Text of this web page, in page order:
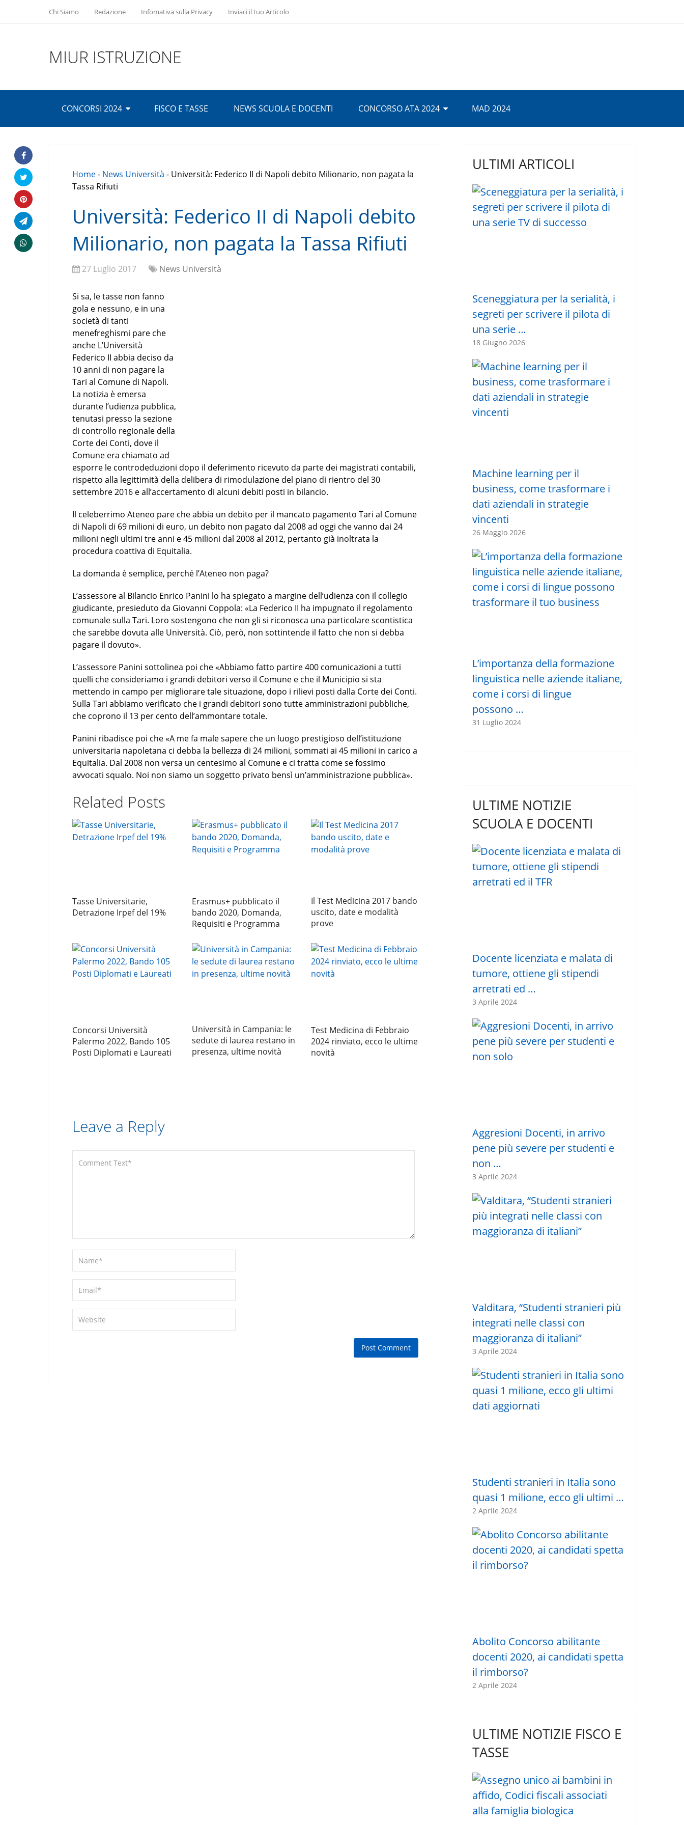
Chi Siamo Redazione Infomativa sulla Privacy Inviaci il tuo Articolo
MIUR ISTRUZIONE
CONCORSI 2024 FISCO E TASSE NEWS SCUOLA E DOCENTI CONCORSO ATA 2024 MAD 2024
Home- News Università - Università: Federico II di Napoli debito Milionario, non pagata la
Tassa Rifiuti
Università: Federico II di Napoli debito
Milionario, non pagata la Tassa Rifiuti
27 Luglio 2017 News Università
Si sa, le tasse non fanno
gola e nessuno, e in una
società di tanti
menefreghismi pare che
anche L’Università
Federico II abbia deciso da
10 anni di non pagare la
Tari al Comune di Napoli.
La notizia è emersa
durante l’udienza pubblica,
tenutasi presso la sezione
di controllo regionale della
Corte dei Conti, dove il
Comune era chiamato ad
esporre le controdeduzioni dopo il deferimento ricevuto da parte dei magistrati contabili,
rispetto alla legittimità della delibera di rimodulazione del piano di rientro del 30
settembre 2016 e all’accertamento di alcuni debiti posti in bilancio.
Il celeberrimo Ateneo pare che abbia un debito per il mancato pagamento Tari al Comune
di Napoli di 69 milioni di euro, un debito non pagato dal 2008 ad oggi che vanno dai 24
milioni negli ultimi tre anni e 45 milioni dal 2008 al 2012, pertanto già inoltrata la
procedura coattiva di Equitalia.
La domanda è semplice, perché l’Ateneo non paga?
L’assessore al Bilancio Enrico Panini lo ha spiegato a margine dell’udienza con il collegio
giudicante, presieduto da Giovanni Coppola: «La Federico II ha impugnato il regolamento
comunale sulla Tari. Loro sostengono che non gli si riconosca una particolare scontistica
che sarebbe dovuta alle Università. Ciò, però, non sottintende il fatto che non si debba
pagare il dovuto».
L’assessore Panini sottolinea poi che «Abbiamo fatto partire 400 comunicazioni a tutti
quelli che consideriamo i grandi debitori verso il Comune e che il Municipio si sta
mettendo in campo per migliorare tale situazione, dopo i rilievi posti dalla Corte dei Conti.
Sulla Tari abbiamo verificato che i grandi debitori sono tutte amministrazioni pubbliche,
che coprono il 13 per cento dell’ammontare totale.
Panini ribadisce poi che «A me fa male sapere che un luogo prestigioso dell’istituzione
universitaria napoletana ci debba la bellezza di 24 milioni, sommati ai 45 milioni in carico a
Equitalia. Dal 2008 non versa un centesimo al Comune e ci tratta come se fossimo
avvocati squalo. Noi non siamo un soggetto privato bensì un’amministrazione pubblica».
Related Posts
Tasse Universitarie,
Detrazione Irpef del 19%
Erasmus+ pubblicato il
bando 2020, Domanda,
Requisiti e Programma
Il Test Medicina 2017 bando
uscito, date e modalità
prove
Concorsi Università
Palermo 2022, Bando 105
Posti Diplomati e Laureati
Università in Campania: le
sedute di laurea restano in
presenza, ultime novità
Test Medicina di Febbraio
2024 rinviato, ecco le ultime
novità
Leave a Reply
ULTIMI ARTICOLI
Sceneggiatura per la serialità, i
segreti per scrivere il pilota di
una serie …
18 Giugno 2026
Machine learning per il
business, come trasformare i
dati aziendali in strategie
vincenti
26 Maggio 2026
L’importanza della formazione
linguistica nelle aziende italiane,
come i corsi di lingue
possono …
31 Luglio 2024
ULTIME NOTIZIE
SCUOLA E DOCENTI
Docente licenziata e malata di
tumore, ottiene gli stipendi
arretrati ed …
3 Aprile 2024
Aggresioni Docenti, in arrivo
pene più severe per studenti e
non …
3 Aprile 2024
Valditara, “Studenti stranieri più
integrati nelle classi con
maggioranza di italiani”
3 Aprile 2024
Studenti stranieri in Italia sono
quasi 1 milione, ecco gli ultimi …
2 Aprile 2024
Abolito Concorso abilitante
docenti 2020, ai candidati spetta
il rimborso?
2 Aprile 2024
ULTIME NOTIZIE FISCO E
TASSE